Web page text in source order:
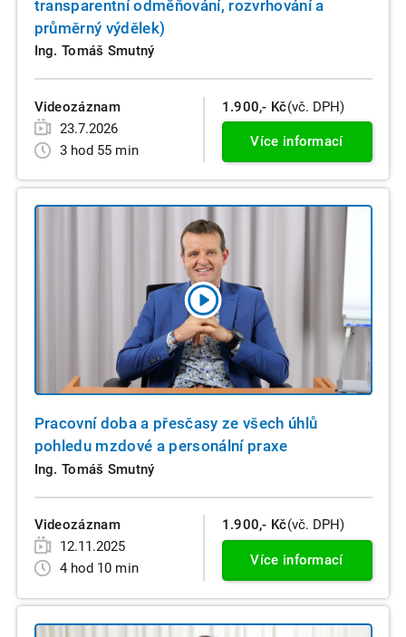
transparentní odměňování, rozvrhování a
průměrný výdělek)
Ing. Tomáš Smutný
Videozáznam
23.7.2026
3 hod 55 min
1.900,- Kč(vč. DPH)
Více informací
Pracovní doba a přesčasy ze všech úhlů
pohledu mzdové a personální praxe
Ing. Tomáš Smutný
Videozáznam
12.11.2025
4 hod 10 min
1.900,- Kč(vč. DPH)
Více informací